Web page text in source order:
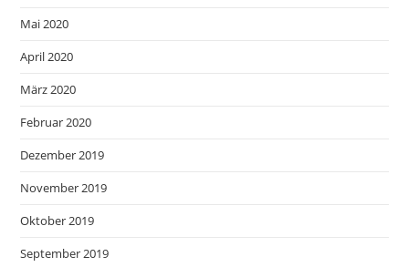
Mai 2020
April 2020
März 2020
Februar 2020
Dezember 2019
November 2019
Oktober 2019
September 2019